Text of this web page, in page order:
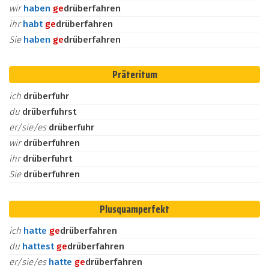
wirhaben gedrüberfahren
ihrhabt gedrüberfahren
Sie haben gedrüberfahren
Präteritum
ich drüberfuhr
du drüberfuhrst
er/sie/es drüberfuhr
wirdrüberfuhren
ihrdrüberfuhrt
Sie drüberfuhren
Plusquamperfekt
ich hatte gedrüberfahren
du hattest gedrüberfahren
er/sie/es hatte gedrüberfahren